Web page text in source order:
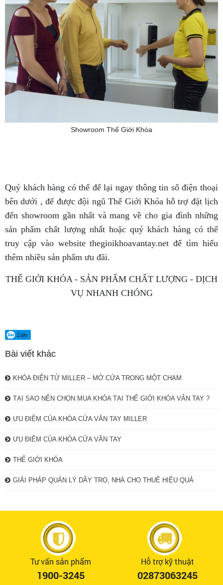
Showroom Thế Giới Khóa
Quý khách hàng có thể để lại ngay thông tin số điện thoại
bên dưới , để được đội ngũThế Giới Khóa hỗ trợ đặt lịch
đến showroom gần nhất và mang về cho gia đình những
sản phẩm chất lượng nhất hoặc quý khách hàng có thể
truy cập vào website thegioikhoavantay.net để tìm hiểu
thêm nhiều sản phẩm ưu đãi.
THẾ GIỚI KHÓA - SẢN PHẨM CHẤT LƯỢNG - DỊCH
VỤ NHANH CHÓNG
Zalo
Bài viết khác
KHÓA ĐIỆN TỬ MILLER – MỞ CỬA TRONG MỘT CHẠM
TẠI SAO NÊN CHỌN MUA KHÓA TẠI THẾ GIỚI KHÓA VÂN TAY ?
ƯU ĐIỂM CỦA KHÓA CỬA VÂN TAY MILLER
ƯU ĐIỂM CỦA KHÓA CỬA VÂN TAY
THẾ GIỚI KHÓA
GIẢI PHÁP QUẢN LÝ DÃY TRỌ, NHÀ CHO THUÊ HIỆU QUẢ
Tư vấn sản phẩm
1900-3245
Hỗ trợ kỹ thuật
02873063245